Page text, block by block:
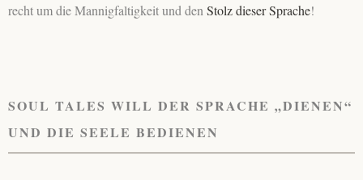
recht um die Mannigfaltigkeit und den Stolz dieser Sprache!
SOUL TALES WILL DER SPRACHE „DIENEN“
UND DIE SEELE BEDIENEN